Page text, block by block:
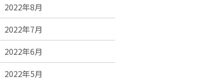
2022年8月
2022年7月
2022年6月
2022年5月